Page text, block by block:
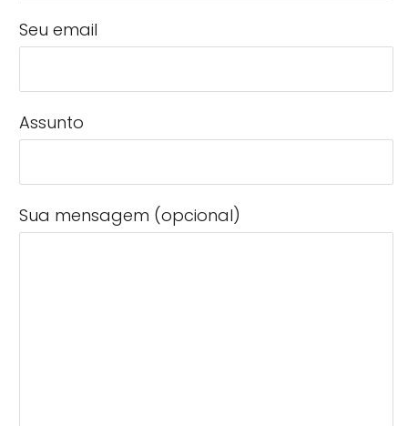
Seu email
Assunto
Sua mensagem (opcional)